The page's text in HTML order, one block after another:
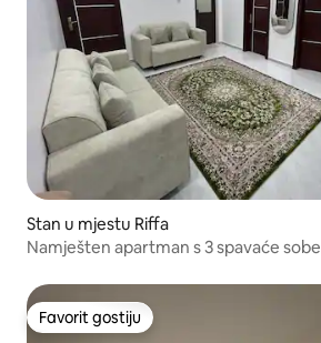
Stan u mjestu Riffa
Namješten apartman s 3 spavaće sobe
Favorit gostiju
Favorit gostiju